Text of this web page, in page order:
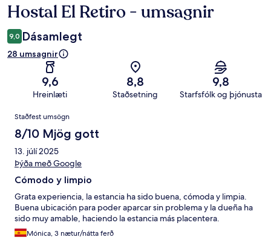
Umsagnir
Hostal El Retiro - umsagnir
9,0 Dásamlegt
28 umsagnir
9,6
Hreinlæti
8,8
Staðsetning
9,8
Starfsfólk og þjónusta
Umsagnir
Staðfest umsögn
8/10 Mjög gott
13. júlí 2025
Þýða með Google
Cómodo y limpio
Grata experiencia, la estancia ha sido buena, cómoda y limpia.
Buena ubicación para poder aparcar sin problema y la dueña ha
sido muy amable, haciendo la estancia más placentera.
Mónica, 3 nætur/nátta ferð